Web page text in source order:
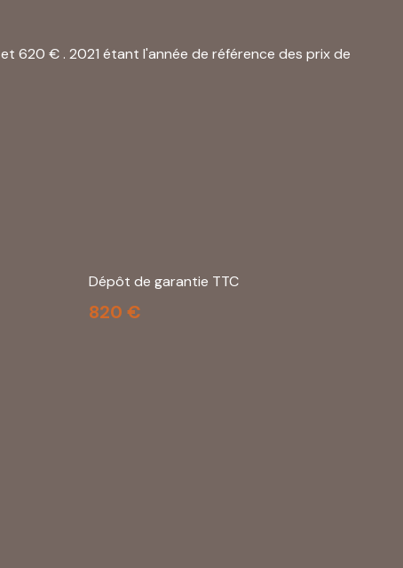
620 € . 2021 étant l'année de référence des prix de
Dépôt de garantie TTC
820 €